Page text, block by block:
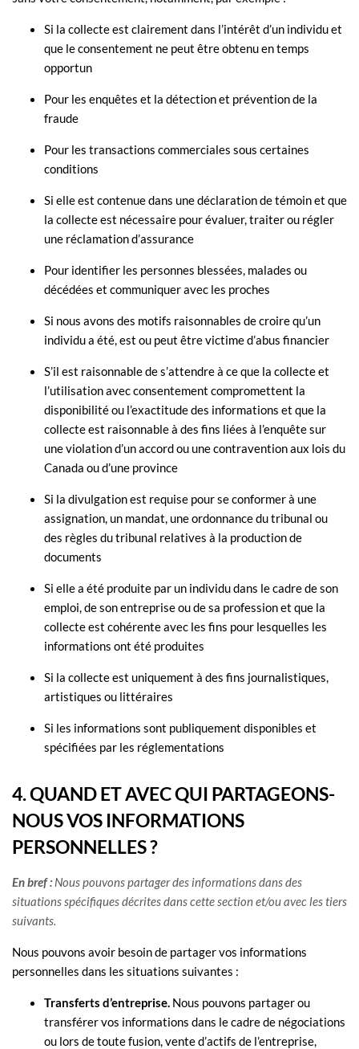
Si la collecte est clairement dans l’intérêt d’un individu et
que le consentement ne peut être obtenu en temps
opportun
Pour les enquêtes et la détection et prévention de la
fraude
Pour les transactions commerciales sous certaines
conditions
Si elle est contenue dans une déclaration de témoin et que
la collecte est nécessaire pour évaluer, traiter ou régler
une réclamation d’assurance
Pour identifier les personnes blessées, malades ou
décédées et communiquer avec les proches
Si nous avons des motifs raisonnables de croire qu’un
individu a été, est ou peut être victime d’abus financier
S’il est raisonnable de s’attendre à ce que la collecte et
l’utilisation avec consentement compromettent la
disponibilité ou l’exactitude des informations et que la
collecte est raisonnable à des fins liées à l’enquête sur
une violation d’un accord ou une contravention aux lois du
Canada ou d’une province
Si la divulgation est requise pour se conformer à une
assignation, un mandat, une ordonnance du tribunal ou
des règles du tribunal relatives à la production de
documents
Si elle a été produite par un individu dans le cadre de son
emploi, de son entreprise ou de sa profession et que la
collecte est cohérente avec les fins pour lesquelles les
informations ont été produites
Si la collecte est uniquement à des fins journalistiques,
artistiques ou littéraires
Si les informations sont publiquement disponibles et
spécifiées par les réglementations
4. QUAND ET AVEC QUI PARTAGEONS-
NOUS VOS INFORMATIONS
PERSONNELLES ?
En bref : Nous pouvons partager des informations dans des
situations spécifiques décrites dans cette section et/ou avec lestiers
suivants.
Nous pouvons avoir besoin de partager vos informations
personnelles dans les situations suivantes :
Transferts d’entreprise. Nous pouvons partager ou
transférer vos informations dans le cadre de négociations
ou lors de toute fusion, vente d’actifs de l’entreprise,